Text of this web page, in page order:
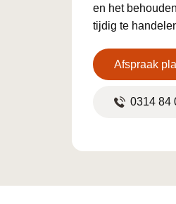
en het
tijdig te
Afspraak
0314 84